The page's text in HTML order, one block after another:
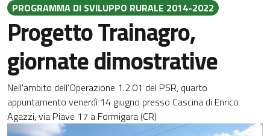
PROGRAMMA DI SVILUPPO RURALE 2014-2022
Progetto Trainagro,
giornate dimostrative
Nell'ambito dell'Operazione 1.2.01 del PSR, quarto
appuntamento venerdì 14 giugno presso Cascina di Enrico
Agazzi, via Piave 17 a Formigara (CR)